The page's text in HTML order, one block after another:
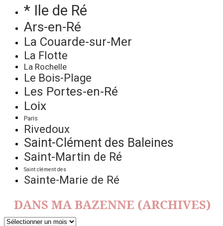
* Ile de Ré
Ars-en-Ré
La Couarde-sur-Mer
La Flotte
La Rochelle
Le Bois-Plage
Les Portes-en-Ré
Loix
Paris
Rivedoux
Saint-Clément des Baleines
Saint-Martin de Ré
Saint clément des
Sainte-Marie de Ré
DANS MA BAZENNE (ARCHIVES)
DANS